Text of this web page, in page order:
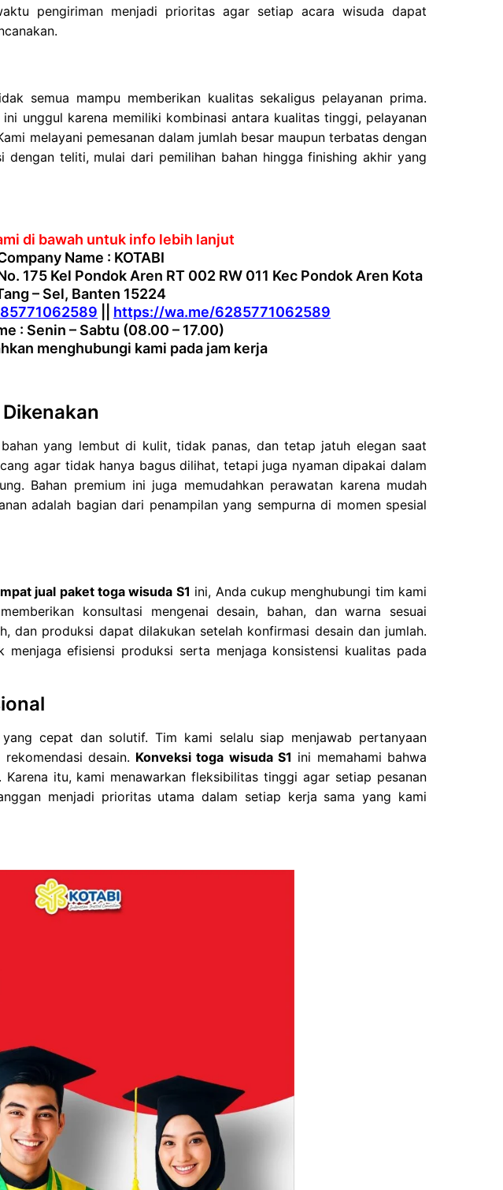
pengiriman menjadi prioritas agar setiap acara wisuda dapat
semua mampu memberikan kualitas sekaligus pelayanan prima.
ini unggul karena memiliki kombinasi antara kualitas tinggi, pelayanan
melayani pemesanan dalam jumlah besar maupun terbatas dengan
teliti, mulai dari pemilihan bahan hingga finishing akhir yang
di bawah untuk info lebih lanjut
Name : KOTABI
175 Kel Pondok Aren RT 002 RW 011 Kec Pondok Aren Kota
– Sel, Banten 15224
https://wa.me/6285771062589
: Senin – Sabtu (08.00 – 17.00)
menghubungi kami pada jam kerja
yang lembut di kulit, tidak panas, dan tetap jatuh elegan saat
agar tidak hanya bagus dilihat, tetapi juga nyaman dipakai dalam
Bahan premium ini juga memudahkan perawatan karena mudah
adalah bagian dari penampilan yang sempurna di momen spesial
jual paket toga wisuda S1 ini, Anda cukup menghubungi tim kami
konsultasi mengenai desain, bahan, dan warna sesuai
dan produksi dapat dilakukan setelah konfirmasi desain dan jumlah.
menjaga efisiensi produksi serta menjaga konsistensi kualitas pada
cepat dan solutif. Tim kami selalu siap menjawab pertanyaan
desain. Konveksi toga wisuda S1 ini memahami bahwa
itu, kami menawarkan fleksibilitas tinggi agar setiap pesanan
menjadi prioritas utama dalam setiap kerja sama yang kami